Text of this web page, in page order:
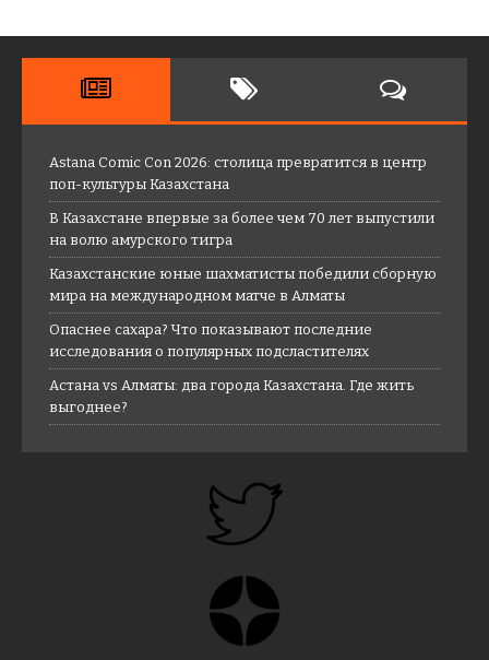
Astana Comic Con 2026: столица превратится в центр
поп-культуры Казахстана
В Казахстане впервые за более чем 70 лет выпустили
на волю амурского тигра
Казахстанские юные шахматисты победили сборную
мира на международном матче в Алматы
Опаснее сахара? Что показывают последние
исследования о популярных подсластителях
Астана vs Алматы: два города Казахстана. Где жить
выгоднее?